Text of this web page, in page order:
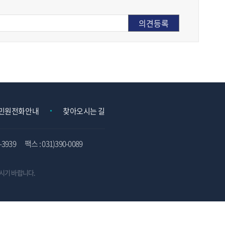
원전화안내 찾아오시는 길
팩스 : 031)390-0089
기 바랍니다.